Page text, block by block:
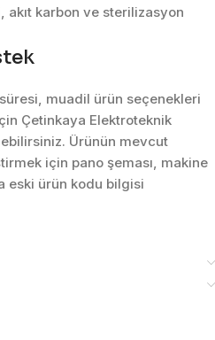
akıt karbon ve sterilizasyon
muadil ürün seçenekleri
Çetinkaya Elektroteknik
Ürünün mevcut
için pano şeması, makine
eski ürün kodu bilgisi